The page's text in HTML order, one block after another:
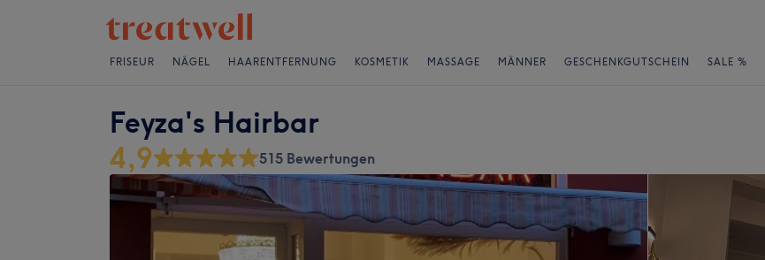
FRISEUR NÄGEL HAARENTFERNUNG KOSMETIK MASSAGE MÄNNER GESCHENKGUTSCHEIN SALE %
Feyza's Hairbar
4,9 515 Bewertungen